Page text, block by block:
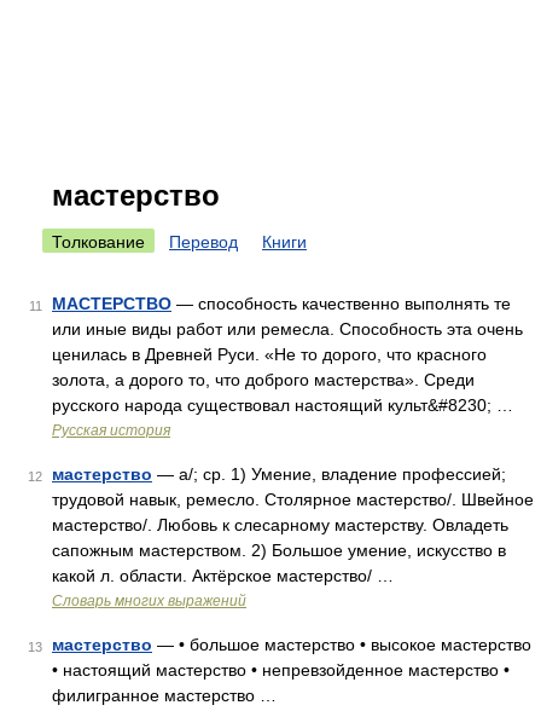
мастерство
Толкование Перевод Книги
11 МАСТЕРСТВО — способность качественно выполнять те
или иные виды работ или ремесла. Способность эта очень
ценилась в Древней Руси. «Не то дорого, что красного
золота, а дорого то, что доброго мастерства». Среди
русского народа существовал настоящий культ&#8230; …
Русская история
12 мастерство — а/; ср. 1) Умение, владение профессией;
трудовой навык, ремесло. Столярное мастерство/. Швейное
мастерство/. Любовь к слесарному мастерству. Овладеть
сапожным мастерством. 2) Большое умение, искусство в
какой л. области. Актёрское мастерство/ …
Словарь многих выражений
13 мастерство — • большое мастерство • высокое мастерство
• настоящий мастерство • непревзойденное мастерство •
филигранное мастерство …